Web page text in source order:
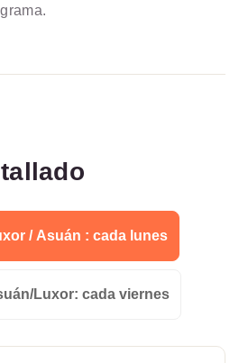
/ Asuán : cada lunes
Luxor: cada viernes